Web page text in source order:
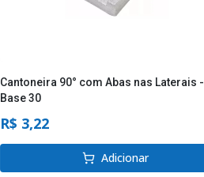
Cantoneira 90° com Abas nas Laterais -
Base 30
R$ 3,22
Adicionar